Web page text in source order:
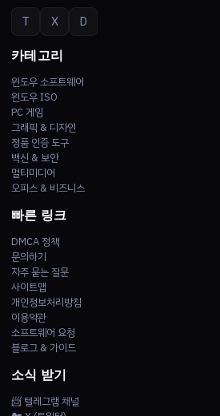
T X D
카테고리
윈도우 소프트웨어
윈도우 ISO
PC 게임
그래픽 & 디자인
정품 인증 도구
백신 & 보안
멀티미디어
오피스 & 비즈니스
빠른 링크
DMCA 정책
문의하기
자주 묻는 질문
사이트맵
개인정보처리방침
이용약관
소프트웨어 요청
블로그 & 가이드
소식 받기
📨 텔레그램 채널